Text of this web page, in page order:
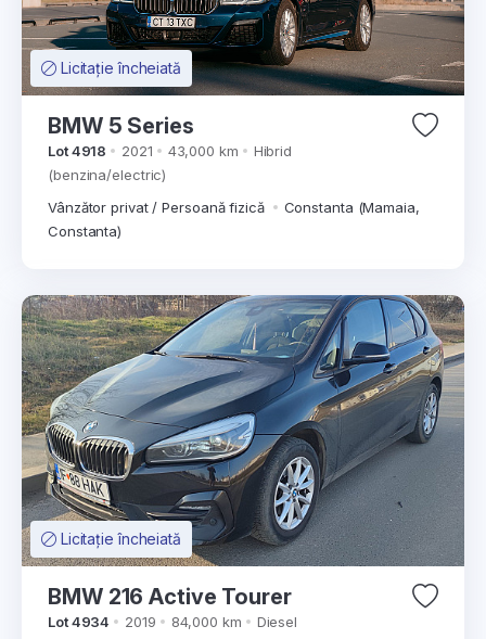
Licitație încheiată
BMW 5 Series
Lot 4918 2021 43,000 km
Hibrid
(benzina/electric)
Vânzător privat / Persoană fizică
Constanta (Mamaia,
Constanta)
Licitație încheiată
BMW 216 Active Tourer
Lot 4934 2019 84,000 km
Diesel